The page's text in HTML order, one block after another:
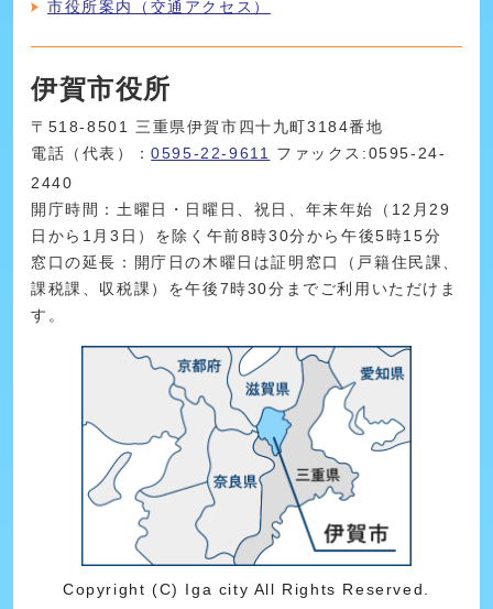
市役所案内（交通アクセス）
伊賀市役所
〒518-8501 三重県伊賀市四十九町3184番地
電話（代表）：0595-22-9611
ファックス:0595-24-
2440
開庁時間：土曜日・日曜日、祝日、年末年始（12月29
日から1月3日）を除く午前8時30分から午後5時15分
窓口の延長：開庁日の木曜日は証明窓口（戸籍住民課、
課税課、収税課）を午後7時30分までご利用いただけま
す。
Copyright (C) Iga city All Rights Reserved.